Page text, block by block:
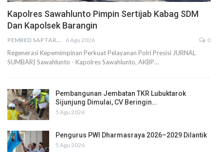
Kapolres Sawahlunto Pimpin Sertijab Kabag SDM
Dan Kapolsek Barangin
PEMRED SAPTARIUS 6 Agu 2026 0
Regenerasi Kepemimpinan Perkuat Pelayanan Polri Presisi JURNAL
SUMBAR| Sawahlunto - Kapolres Sawahlunto, AKBP…
Pembangunan Jembatan TKR Lubuktarok
Sijunjung Dimulai, CV Beringin…
5 Agu 2026
Pengurus PWI Dharmasraya 2026–2029 Dilantik
5 Agu 2026